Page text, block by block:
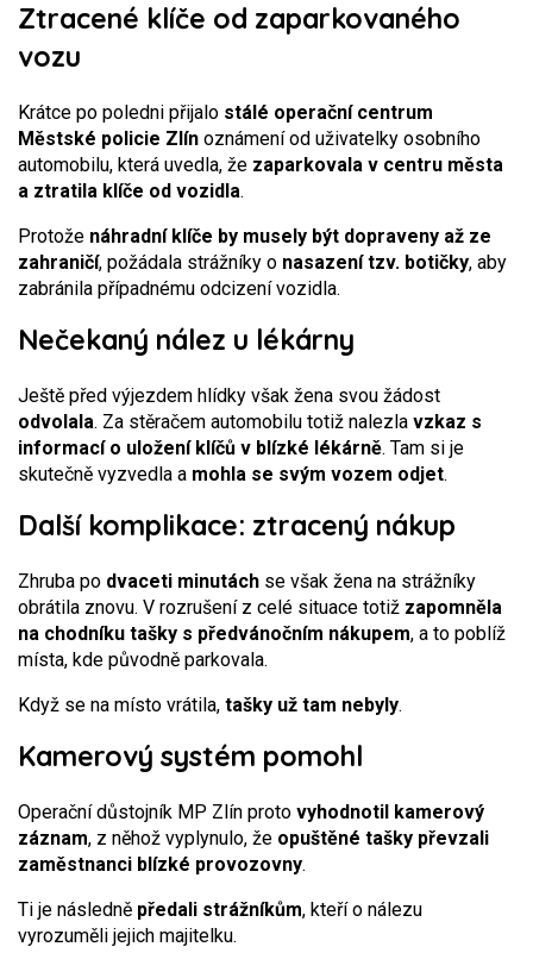
Ztracené klíče od zaparkovaného
vozu
Krátce po poledni přijalo stálé operační centrum
Městské policie Zlín oznámení od uživatelky osobního
automobilu, která uvedla, že zaparkovala v centru města
a ztratila klíče od vozidla.
Protože náhradní klíče by musely být dopraveny až ze
zahraničí, požádala strážníky o nasazení tzv. botičky, aby
zabránila případnému odcizení vozidla.
Nečekaný nález u lékárny
Ještě před výjezdem hlídky však žena svou žádost
odvolala. Za stěračem automobilu totiž nalezla vzkaz s
informací o uložení klíčů v blízké lékárně. Tam si je
skutečně vyzvedla a mohla se svým vozem odjet.
Další komplikace: ztracený nákup
Zhruba po dvaceti minutách se však žena na strážníky
obrátila znovu. V rozrušení z celé situace totiž zapomněla
na chodníku tašky s předvánočním nákupem, a to poblíž
místa, kde původně parkovala.
Když se na místo vrátila, tašky už tam nebyly.
Kamerový systém pomohl
Operační důstojník MP Zlín proto vyhodnotil kamerový
záznam, z něhož vyplynulo, že opuštěné tašky převzali
zaměstnanci blízké provozovny.
Ti je následně předali strážníkům, kteří o nálezu
vyrozuměli jejich majitelku.